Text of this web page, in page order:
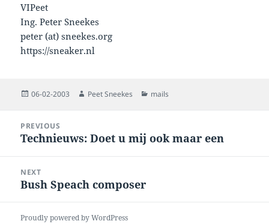
VIPeet
Ing. Peter Sneekes
peter (at) sneekes.org
https://sneaker.nl
Posted
06-02-2003 Author
Peet Sneekes Categories
mails
navigation
PREVIOUS
Previous
Technieuws: Doet u mij ook maar een
NEXT
Next
Bush Speach composer
Proudly powered by WordPress